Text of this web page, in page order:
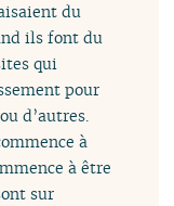
du
ils font du
qui
pour
d’autres.
à
à être
sur